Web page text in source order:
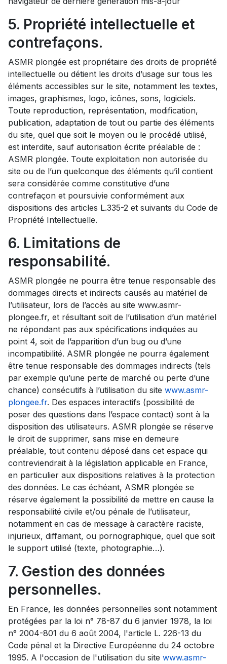
5. Propriété intellectuelle et
contrefaçons.
ASMR plongée est propriétaire des droits de propriété
intellectuelle ou détient les droits d’usage sur tous les
éléments accessibles sur le site, notamment les textes,
images, graphismes, logo, icônes, sons, logiciels.
Toute reproduction, représentation, modification,
publication, adaptation de tout ou partie des éléments
du site, quel que soit le moyen ou le procédé utilisé,
est interdite, sauf autorisation écrite préalable de :
ASMR plongée. Toute exploitation non autorisée du
site ou de l’un quelconque des éléments qu’il contient
sera considérée comme constitutive d’une
contrefaçon et poursuivie conformément aux
dispositions des articles L.335-2 et suivants du Code de
Propriété Intellectuelle.
6. Limitations de
responsabilité.
ASMR plongée ne pourra être tenue responsable des
dommages directs et indirects causés au matériel de
l’utilisateur, lors de l’accès au site www.asmr-
plongee.fr, et résultant soit de l’utilisation d’un matériel
ne répondant pas aux spécifications indiquées au
point 4, soit de l’apparition d’un bug ou d’une
incompatibilité. ASMR plongée ne pourra également
être tenue responsable des dommages indirects (tels
par exemple qu’une perte de marché ou perte d’une
chance) consécutifs à l’utilisation du site www.asmr-
plongee.fr. Des espaces interactifs (possibilité de
poser des questions dans l’espace contact) sont à la
disposition des utilisateurs. ASMR plongée se réserve
le droit de supprimer, sans mise en demeure
préalable, tout contenu déposé dans cet espace qui
contreviendrait à la législation applicable en France,
en particulier aux dispositions relatives à la protection
des données. Le cas échéant, ASMR plongée se
réserve également la possibilité de mettre en cause la
responsabilité civile et/ou pénale de l’utilisateur,
notamment en cas de message à caractère raciste,
injurieux, diffamant, ou pornographique, quel que soit
le support utilisé (texte, photographie…).
7. Gestion des données
personnelles.
En France, les données personnelles sont notamment
protégées par la loi n° 78-87 du 6 janvier 1978, la loi
n° 2004-801 du 6 août 2004, l'article L. 226-13 du
Code pénal et la Directive Européenne du 24 octobre
1995. A l'occasion de l'utilisation du site www.asmr-